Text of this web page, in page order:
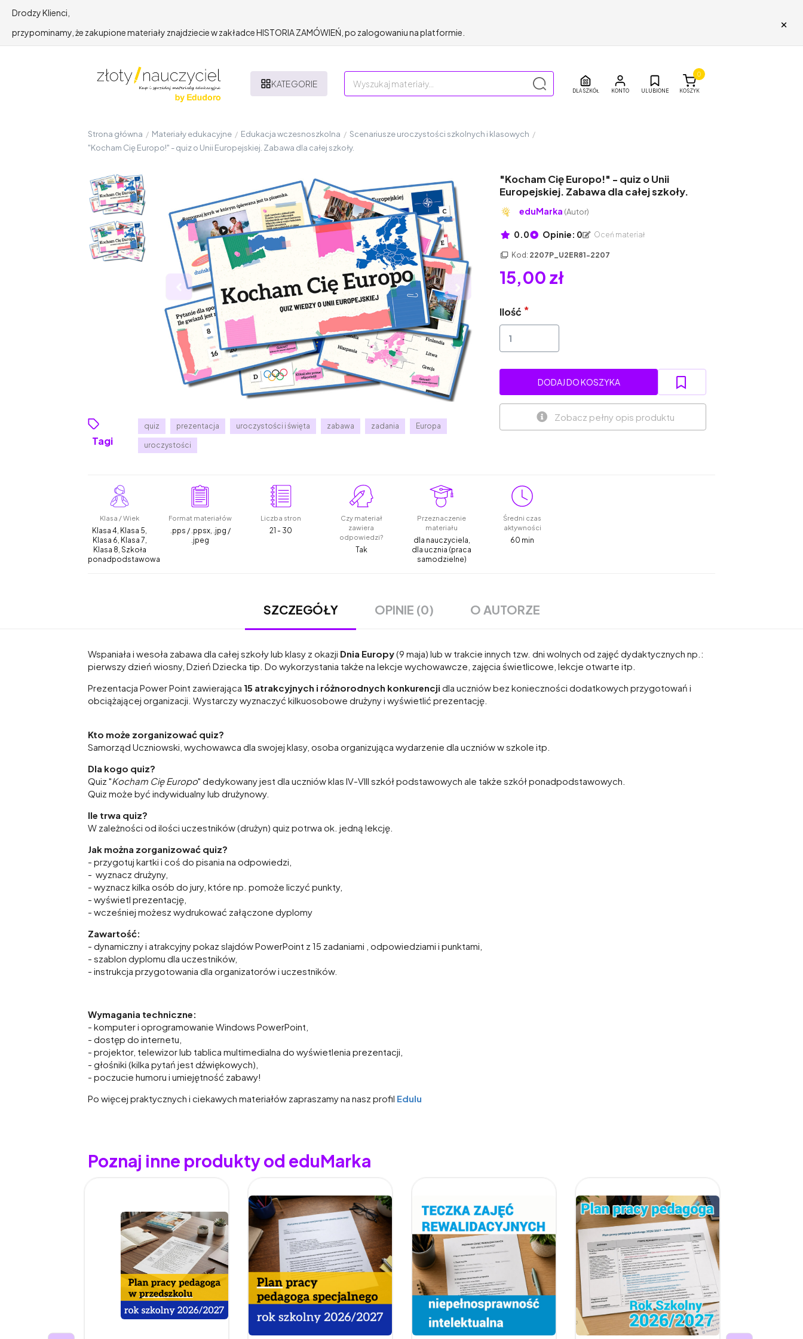
Drodzy Klienci,
przypominamy, że zakupione materiały znajdziecie w zakładce HISTORIA ZAMÓWIEŃ, po zalogowaniu na platformie.
×
KATEGORIE
DLA SZKÓŁ ULUBIONE KOSZYK
0
Strona główna / Materiały edukacyjne / Edukacja wczesnoszkolna / Scenariusze uroczystości szkolnych i klasowych /
"Kocham Cię Europo!" - quiz o Unii Europejskiej. Zabawa dla całej szkoły.
Tagi
quiz prezentacja uroczystości i święta zabawa zadania Europa
uroczystości
"Kocham Cię Europo!" - quiz o Unii
Europejskiej. Zabawa dla całej szkoły.
eduMarka (Autor)
0.0 Opinie: 0 Oceń materiał
Kod: 2207P_U2ER81-2207
15,00 zł
Ilość
DODAJ DO KOSZYKA
Zobacz pełny opis produktu
Klasa / Wiek
Klasa 4, Klasa 5,
Klasa 6, Klasa 7,
Klasa 8, Szkoła
ponadpodstawowa
Format materiałów
.pps / .ppsx, .jpg /
.jpeg
Liczba stron
21 - 30
Czy materiał
zawiera
odpowiedzi?
Tak
Przeznaczenie
materiału
dla nauczyciela,
dla ucznia (praca
samodzielne)
Średni czas
aktywności
60 min
SZCZEGÓŁY OPINIE (0) O AUTORZE
Wspaniała i wesoła zabawa dla całej szkoły lub klasy z okazji Dnia Europy(9 maja) lub w trakcie innych tzw. dni wolnych od zajęć dydaktycznych np.:
pierwszy dzień wiosny, Dzień Dziecka tip. Do wykorzystania także na lekcje wychowawcze, zajęcia świetlicowe, lekcje otwarte itp.
Prezentacja Power Point zawierająca 15 atrakcyjnych i różnorodnych konkurencji dla uczniów bez konieczności dodatkowych przygotowań i
obciążającej organizacji. Wystarczy wyznaczyć kilkuosobowe drużyny i wyświetlić prezentację.
Kto może zorganizować quiz?
Samorząd Uczniowski, wychowawca dla swojej klasy, osoba organizująca wydarzenie dla uczniów w szkole itp.
Dla kogo quiz?
Quiz "Kocham Cię Europo" dedykowany jest dla uczniów klas IV-VIII szkół podstawowych ale także szkół ponadpodstawowych.
Quiz może być indywidualny lub drużynowy.
Ile trwa quiz?
W zależności od ilości uczestników (drużyn) quiz potrwa ok. jedną lekcję.
Jak można zorganizować quiz?
- przygotuj kartki i coś do pisania na odpowiedzi,
- wyznacz drużyny,
- wyznacz kilka osób do jury, które np. pomoże liczyć punkty,
- wyświetl prezentację,
- wcześniej możesz wydrukować załączone dyplomy
Zawartość:
- dynamiczny i atrakcyjny pokaz slajdów PowerPoint z 15 zadaniami , odpowiedziami i punktami,
- szablon dyplomu dla uczestników,
- instrukcja przygotowania dla organizatorów i uczestników.
Wymagania techniczne:
- komputer i oprogramowanie Windows PowerPoint,
- dostęp do internetu,
- projektor, telewizor lub tablica multimedialna do wyświetlenia prezentacji,
- głośniki (kilka pytań jest dźwiękowych),
- poczucie humoru i umiejętność zabawy!
Po więcej praktycznych i ciekawych materiałów zapraszamy na nasz profil Edulu
Poznaj inne produkty od eduMarka